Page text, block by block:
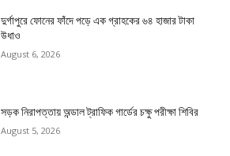
দুর্গাপুরে ফোনের ফাঁদে পড়ে এক গ্রাহকের ৬৪ হাজার টাকা
উধাও
August 6, 2026
সড়ক নিরাপত্তায় অন্ডাল ট্রাফিক গার্ডের চক্ষু পরীক্ষা শিবির
August 5, 2026